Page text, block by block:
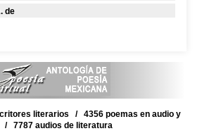
de
literarios / 4356 poemas en audio y
/ 7787 audios de literatura